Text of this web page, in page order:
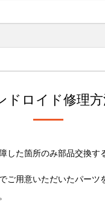
ドロイド修理
した箇所のみ部品交換す
ご用意いただいたパーツ